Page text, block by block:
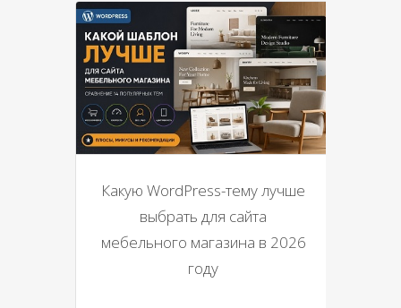
Какую WordPress-тему лучше
выбрать для сайта
мебельного магазина в 2026
году